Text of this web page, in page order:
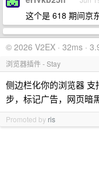
这个是 618 期间京
© 2026 V2EX · 32ms ·
浏览器插件 - Stay
侧边栏化你的浏览器
步，标记广告，网页暗
Promoted by ris